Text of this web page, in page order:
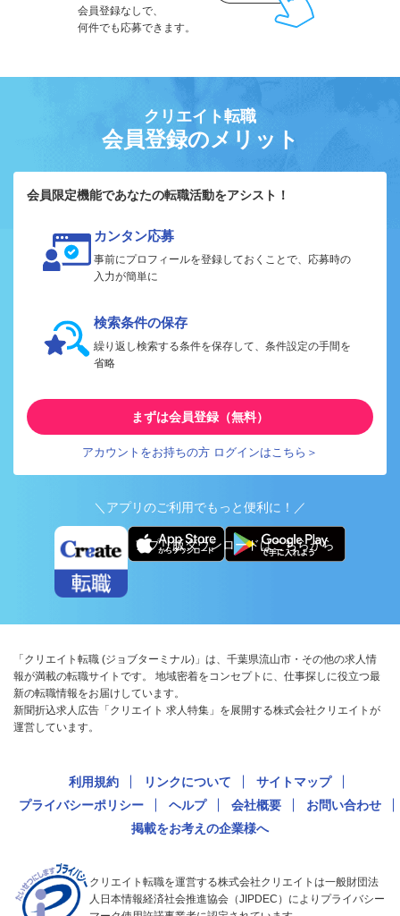
会員登録なしで、
何件でも応募できます。
クリエイト転職
会員登録のメリット
会員限定機能であなたの転職活動をアシスト！
カンタン応募
事前にプロフィールを登録しておくことで、応募時の
入力が簡単に
検索条件の保存
繰り返し検索する条件を保存して、条件設定の手間を
省略
まずは会員登録（無料）
アカウントをお持ちの方 ログインはこちら＞
＼アプリのご利用でもっと便利に！／
アプリ版ダウンロードはこちらから
「クリエイト転職 (ジョブターミナル)」は、千葉県流山市・その他の求人情
報が満載の転職サイトです。 地域密着をコンセプトに、仕事探しに役立つ最
新の転職情報をお届けしています。
新聞折込求人広告「クリエイト 求人特集」を展開する株式会社クリエイトが
運営しています。
利用規約 リンクについて
サイトマップ
プライバシーポリシー
ヘルプ 会社概要
お問い合わせ
掲載をお考えの企業様へ
クリエイト転職を運営する株式会社クリエイトは一般財団法
人日本情報経済社会推進協会（JIPDEC）によりプライバシー